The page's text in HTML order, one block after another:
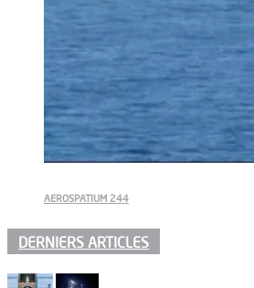
AEROSPATIUM 244
DERNIERS ARTICLES